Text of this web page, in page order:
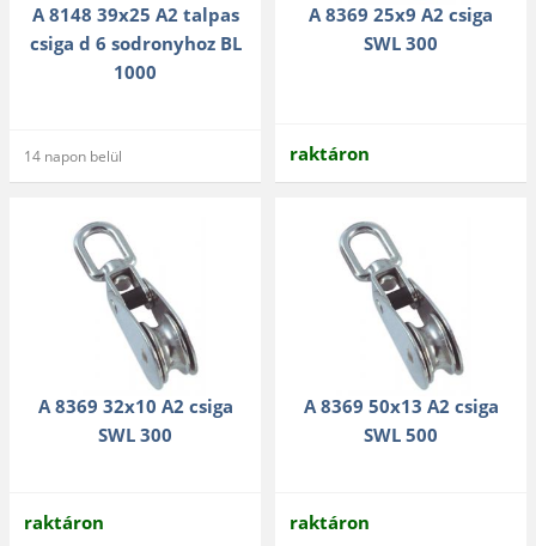
A 8148 39x25 A2 talpas
csiga d 6 sodronyhoz BL
1000
14 napon belül
A 8369 25x9 A2 csiga
SWL 300
raktáron
A 8369 32x10 A2 csiga
SWL 300
raktáron
A 8369 50x13 A2 csiga
SWL 500
raktáron